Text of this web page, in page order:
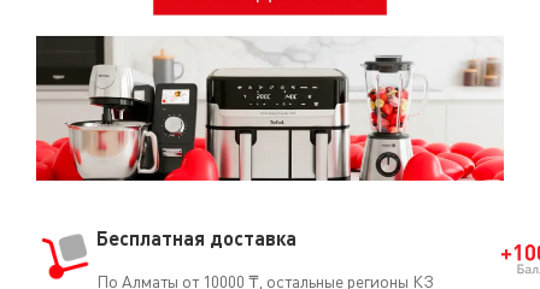
Бесплатная доставка
По Алматы от 10000 ₸, остальные регионы КЗ